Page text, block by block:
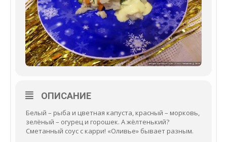
ОПИСАНИЕ
Белый – рыба и цветная капуста, красный – морковь,
зелёный – огурец и горошек. А жёлтенький?
Сметанный соус с карри! «Оливье» бывает разным.